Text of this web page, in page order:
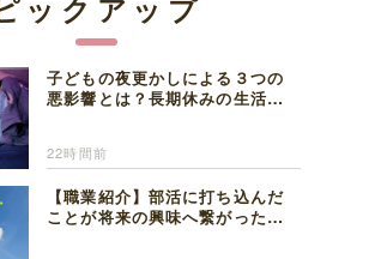
ックアップ
子どもの夜更かしによる３つの
悪影響とは？長期休みの生活リ
22時間前
【職業紹介】部活に打ち込んだ
ことが将来の興味へ繋がった。